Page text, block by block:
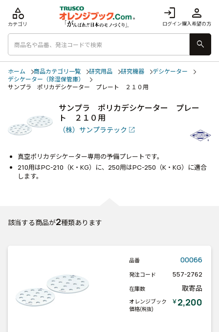
login
ログイン
person
購入希望の方
category
カテゴリ
search
ホーム 商品カテゴリ一覧 研究用品 研究機器
デシケーター
デシケーター（除湿保管庫）
サンプラ ポリカデシケーター プレート ２１０用
サンプラ ポリカデシケーター プレー
ト ２１０用
（株）サンプラテック
真空ポリカデシケーター専用の予備プレートです。
210用はPC-210（K・KG）に、250用はPC-250（K・KG）に適合
します。
該当する商品が2種類あります
品番 00066
発注コード 557-2762
在庫数 取寄品
オレンジブック
価格(税抜)
￥2,200